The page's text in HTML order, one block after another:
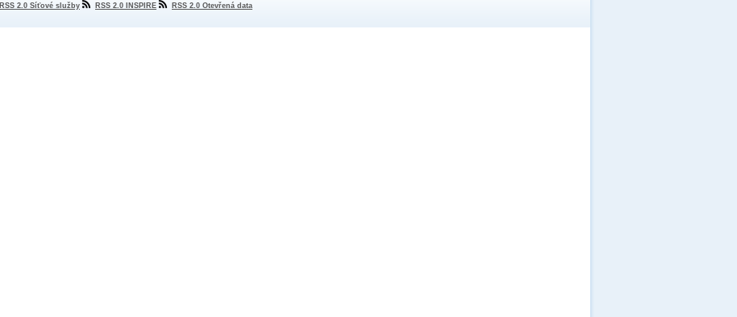
RSS 2.0 Síťové služby RSS 2.0 INSPIRE RSS 2.0 Otevřená data